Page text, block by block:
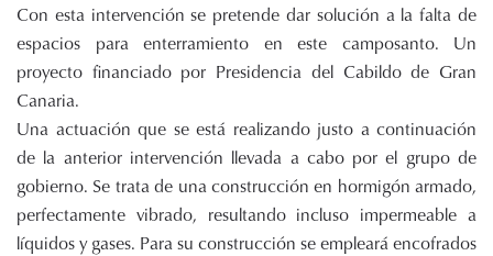
Con esta intervención se pretende dar solución a la falta de
espacios para enterramiento en este camposanto. Un
proyecto financiado por Presidencia del Cabildo de Gran
Canaria.
Una actuación que se está realizando justo a continuación
de la anterior intervención llevada a cabo por el grupo de
gobierno. Se trata de una construcción en hormigón armado,
perfectamente vibrado, resultando incluso impermeable a
líquidos y gases. Para su construcción se empleará encofrados